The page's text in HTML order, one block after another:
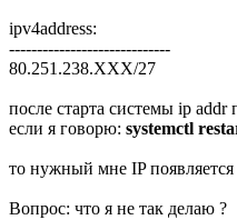
ipv4address:
-----------------------------
80.251.238.XXX/27
после старта системы ip addr
если я говорю: systemctl
то нужный мне IP
Вопрос: что я не так делаю ?